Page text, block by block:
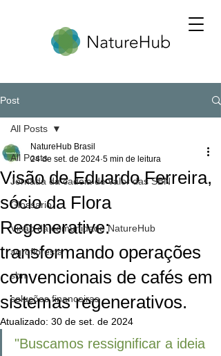
Post
All Posts
Jornada da cadeia de valor das SBN
Glossario
Visão da comunidade NatureHub
agrofloresta
sbn
soluções financeiras
All Posts
Visão de Eduardo Ferreira,
sócio da Flora
Regenerative:
transformando operações
convencionais de cafés em
sistemas regenerativos.
NatureHub Brasil
24 de set. de 2024 5 min de leitura
Atualizado: 30 de set. de 2024
"Buscamos ressignificar a ideia